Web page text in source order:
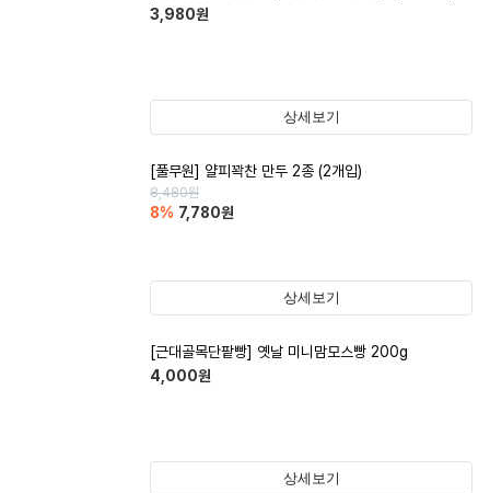
3,980원
상세보기
[풀무원] 얄피꽉찬 만두 2종 (2개입)
8,480원
8% 7,780원
상세보기
[근대골목단팥빵] 옛날 미니맘모스빵 200g
4,000원
상세보기